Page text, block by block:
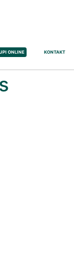
ONLINE KONTAKT